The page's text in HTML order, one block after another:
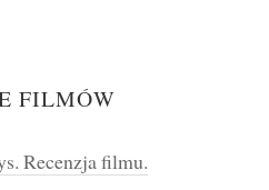
FILMÓW
Recenzja filmu.